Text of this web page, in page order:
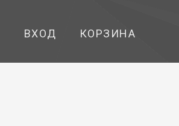
ВХОД КОРЗИНА